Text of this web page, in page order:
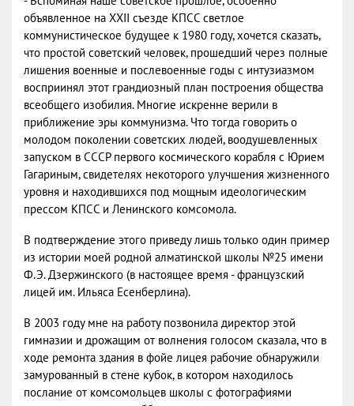
объявленное на XXII съезде КПСС светлое
коммунистическое будущее к 1980 году, хочется сказать,
что простой советский человек, прошедший через полные
лишения военные и послевоенные годы с интузиазмом
восприинял этот грандиозный план построения общества
всеобщего изобилия. Многие искренне верили в
приближение эры коммунизма. Что тогда говорить о
молодом поколении советских людей, воодушевленных
запуском в СССР первого космического корабля с Юрием
Гагариным, свидетелях некоторого улучшения жизненного
уровня и находившихся под мощным идеологическим
прессом КПСС и Ленинского комсомола.
В подтверждение этого приведу лишь только один пример
из истории моей родной алматинской школы №25 имени
Ф.Э. Дзержинского (в настоящее время - французский
лицей им. Ильяса Есенберлина).
В 2003 году мне на работу позвонила директор этой
гимназии и дрожащим от волнения голосом сказала, что в
ходе ремонта здания в фойе лицея рабочие обнаружили
замурованный в стене кубок, в котором находилось
послание от комсомольцев школы с фотографиями